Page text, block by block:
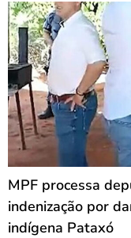
MPF processa
indenização por
indígena Pataxó